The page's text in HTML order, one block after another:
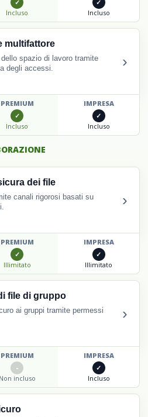
Incluso Incluso
multifattore
spazio di lavoro tramite
degli accessi.
›
PREMIUM
Incluso
IMPRESA
Incluso
dei file
canali rigorosi basati su
›
PREMIUM
Illimitato
IMPRESA
Illimitato
file di gruppo
ai gruppi tramite permessi
›
PREMIUM
Non incluso
IMPRESA
Incluso